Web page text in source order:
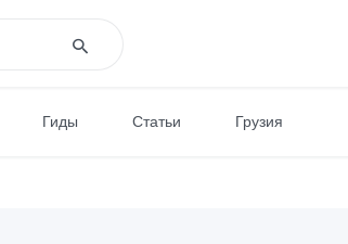
Гиды Статьи Грузия